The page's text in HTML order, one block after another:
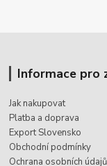
Informace pro
Jak nakupovat
Platba a doprava
Export Slovensko
Obchodní podmínky
Ochrana osobních údajů